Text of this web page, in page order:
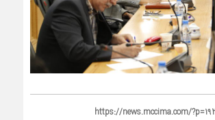
https://news.mccima.com/